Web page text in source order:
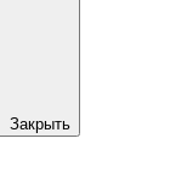
Закрыть